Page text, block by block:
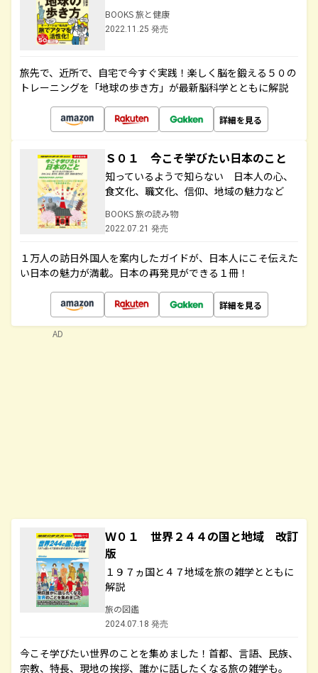
BOOKS 旅と健康
2022.11.25 発売
旅先で、近所で、自宅で今すぐ実践！楽しく脳を鍛える５０の
トレーニングを「地球の歩き方」が最新脳科学とともに解説
詳細を見る
Ｓ０１ 今こそ学びたい日本のこと
知っているようで知らない 日本人の心、
食文化、職文化、信仰、地域の魅力など
BOOKS 旅の読み物
2022.07.21 発売
１万人の訪日外国人を案内したガイドが、日本人にこそ伝えた
い日本の魅力が満載。日本の再発見ができる１冊！
詳細を見る
Ｗ０１ 世界２４４の国と地域 改訂
版
１９７ヵ国と４７地域を旅の雑学とともに
解説
旅の図鑑
2024.07.18 発売
今こそ学びたい世界のことを集めました！首都、言語、民族、
宗教、特長、現地の挨拶、誰かに話したくなる旅の雑学も。
AD